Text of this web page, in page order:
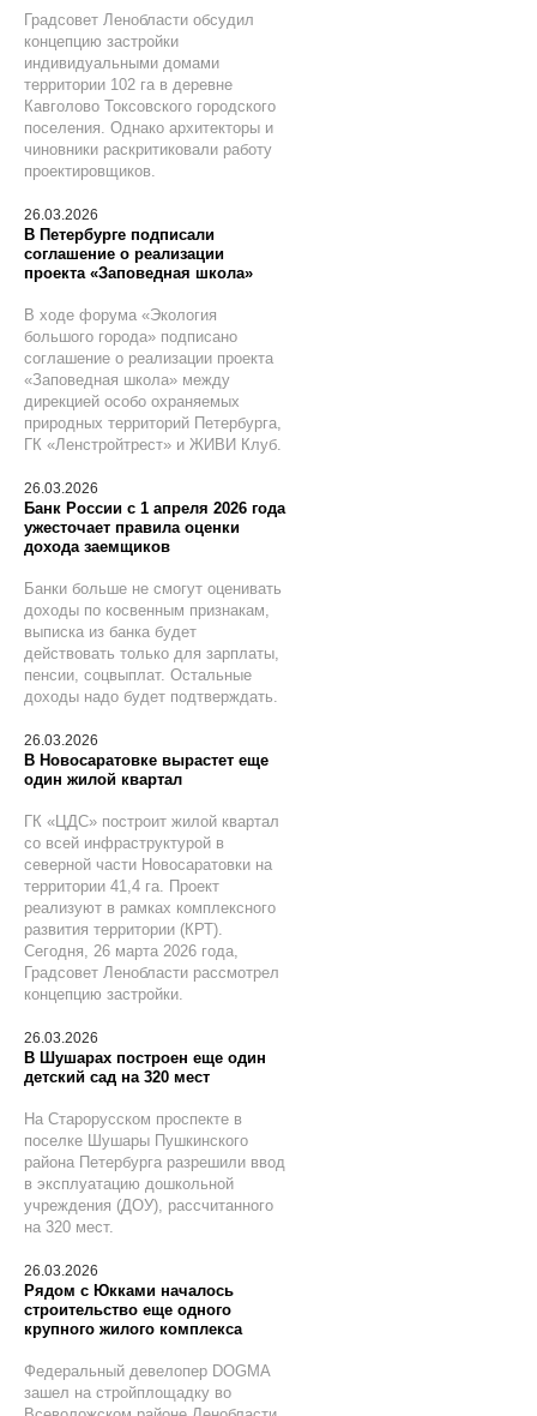
Градсовет Ленобласти обсудил
концепцию застройки
индивидуальными домами
территории 102 га в деревне
Кавголово Токсовского городского
поселения. Однако архитекторы и
чиновники раскритиковали работу
проектировщиков.
26.03.2026
В Петербурге подписали
соглашение о реализации
проекта «Заповедная школа»
В ходе форума «Экология
большого города» подписано
соглашение о реализации проекта
«Заповедная школа» между
дирекцией особо охраняемых
природных территорий Петербурга,
ГК «Ленстройтрест» и ЖИВИ Клуб.
26.03.2026
Банк России с 1 апреля 2026 года
ужесточает правила оценки
дохода заемщиков
Банки больше не смогут оценивать
доходы по косвенным признакам,
выписка из банка будет
действовать только для зарплаты,
пенсии, соцвыплат. Остальные
доходы надо будет подтверждать.
26.03.2026
В Новосаратовке вырастет еще
один жилой квартал
ГК «ЦДС» построит жилой квартал
со всей инфраструктурой в
северной части Новосаратовки на
территории 41,4 га. Проект
реализуют в рамках комплексного
развития территории (КРТ).
Сегодня, 26 марта 2026 года,
Градсовет Ленобласти рассмотрел
концепцию застройки.
26.03.2026
В Шушарах построен еще один
детский сад на 320 мест
На Старорусском проспекте в
поселке Шушары Пушкинского
района Петербурга разрешили ввод
в эксплуатацию дошкольной
учреждения (ДОУ), рассчитанного
на 320 мест.
26.03.2026
Рядом с Юкками началось
строительство еще одного
крупного жилого комплекса
Федеральный девелопер DOGMA
зашел на стройплощадку во